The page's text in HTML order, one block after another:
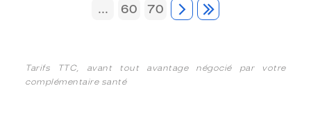
...
60 70
Tarifs TTC, avant tout avantage négocié par votre
complémentaire santé